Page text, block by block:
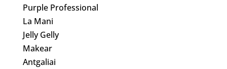
Purple Professional
La Mani
Jelly Gelly
Makear
Antgaliai